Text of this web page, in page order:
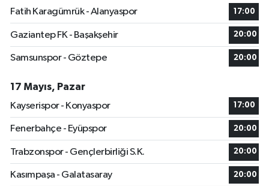
Fatih Karagümrük - Alanyaspor
17:00
Gaziantep FK - Başakşehir 20:00
Samsunspor - Göztepe 20:00
17 Mayıs, Pazar
Kayserispor - Konyaspor
17:00
Fenerbahçe - Eyüpspor 20:00
Trabzonspor - Gençlerbirliği S.K. 20:00
Kasımpaşa - Galatasaray 20:00